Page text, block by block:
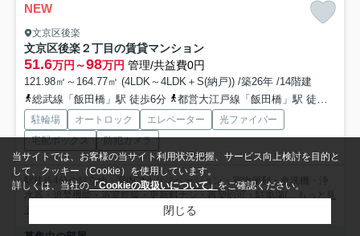
NEW
文京区後楽
文京区後楽２丁目の賃貸マンション
51.6万円～98万円 管理/共益費0円
121.98㎡～164.77㎡ (4LDK～4LDK＋S(納戸)) /築26年 /14階建
総武線「飯田橋」駅 徒歩6分
都営大江戸線「飯田橋」駅 徒歩3分
駐輪場 オートロック エレベーター
光ファイバー
宅配ボックス
防犯カメラ
駅徒歩4分の好立地・室内フルリノベーション・買物便利・食洗機・浄
水器・追焚機能・浴室乾燥・更新料ナシ・再契約可・駐車場(...
もっと見
る
当サイトでは、お客様の当サイト利用状況把握、サービス向上検討を目的と
して、クッキー（Cookie）を使用しています。
詳しくは、当社の 「Cookieの取扱いについて」 をご確認ください。
閉じる